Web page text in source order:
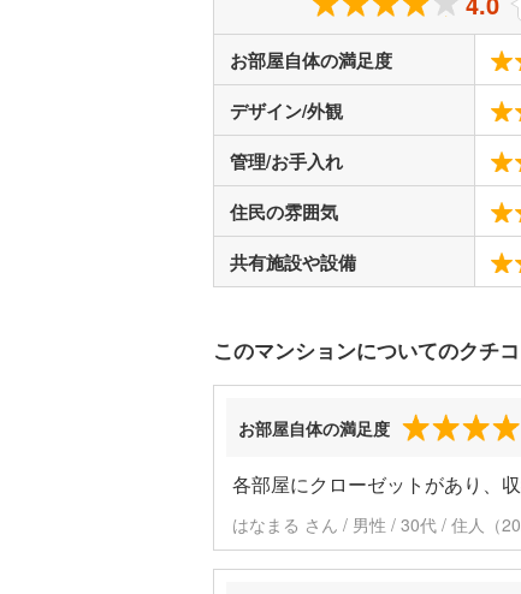
お部屋自体の満足度
デザイン/外観
管理/お手入れ
住民の雰囲気
共有施設や設備
このマンションについてのクチコ
お部屋自体の満足度
各部屋にクローゼットがあり、
はなまる さん / 男性 / 30代 / 住人（